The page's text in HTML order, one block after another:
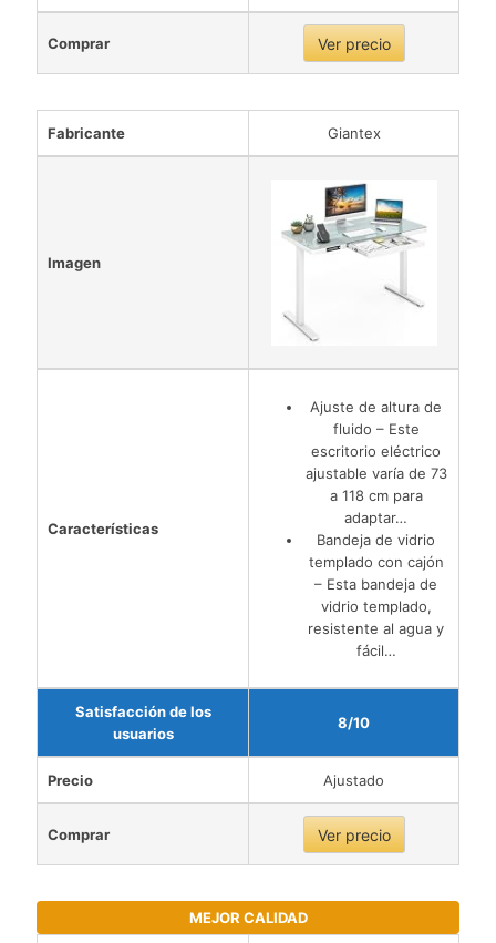
Comprar Ver precio
Fabricante Giantex
Imagen
Características
Ajuste de altura de
fluido – Este
escritorio eléctrico
ajustable varía de 73
a 118 cm para
adaptar…
Bandeja de vidrio
templado con cajón
– Esta bandeja de
vidrio templado,
resistente al agua y
fácil…
Satisfacción de los
usuarios
8/10
Precio Ajustado
Comprar Ver precio
MEJOR CALIDAD